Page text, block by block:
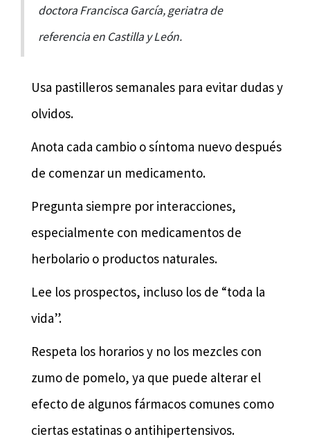
doctora Francisca García, geriatra de
referencia en Castilla y León.
Usa pastilleros semanales para evitar dudas y
olvidos.
Anota cada cambio o síntoma nuevo después
de comenzar un medicamento.
Pregunta siempre por interacciones,
especialmente con medicamentos de
herbolario o productos naturales.
Lee los prospectos, incluso los de “toda la
vida”.
Respeta los horarios y no los mezcles con
zumo de pomelo, ya que puede alterar el
efecto de algunos fármacos comunes como
ciertas estatinas o antihipertensivos.